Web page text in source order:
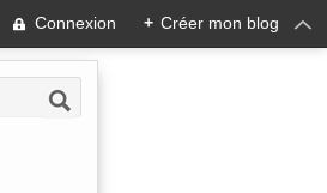
Connexion + Créer mon blog